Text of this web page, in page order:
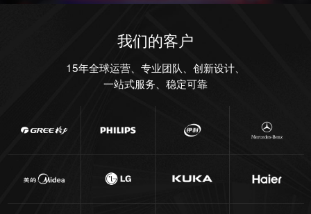
我们的客户
15年全球运营、专业团队、创新设计、
一站式服务、稳定可靠